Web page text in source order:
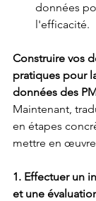
données
l'efficacité.
Construire vos
pratiques pour
données des
Maintenant,
en étapes
mettre en
1. Effectuer un
et une